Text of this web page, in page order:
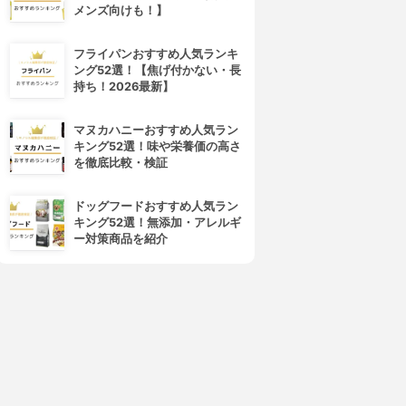
メンズ向けも！】
フライパンおすすめ人気ランキ
ング52選！【焦げ付かない・長
持ち！2026最新】
マヌカハニーおすすめ人気ラン
キング52選！味や栄養価の高さ
を徹底比較・検証
ドッグフードおすすめ人気ラン
キング52選！無添加・アレルギ
ー対策商品を紹介